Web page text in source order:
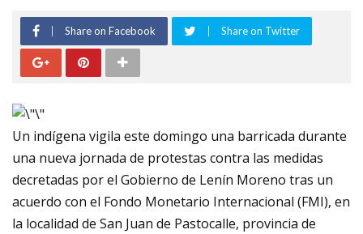
Share on Facebook Share on Twitter
Un indígena vigila este domingo una barricada durante
una nueva jornada de protestas contra las medidas
decretadas por el Gobierno de Lenín Moreno tras un
acuerdo con el Fondo Monetario Internacional (FMI), en
la localidad de San Juan de Pastocalle, provincia de